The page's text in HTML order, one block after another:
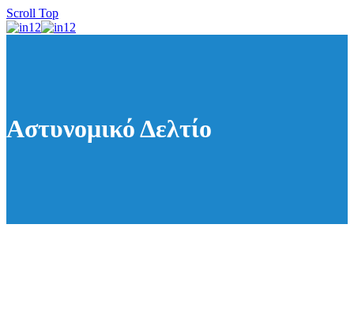
Scroll Top
Αστυνομικό Δελτίο